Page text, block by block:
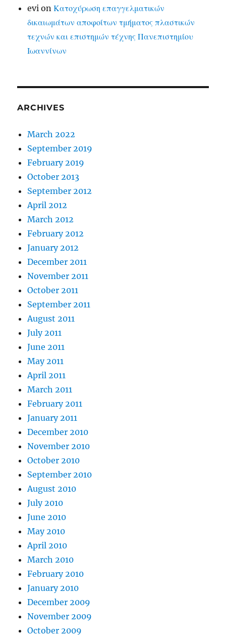
evi onΚατοχύρωση επαγγελματικών
δικαιωμάτων αποφοίτων τμήματος πλαστικών
τεχνών και επιστημών τέχνης Πανεπιστημίου
Ιωαννίνων
ARCHIVES
March 2022
September 2019
February 2019
October 2013
September 2012
April 2012
March 2012
February 2012
January 2012
December 2011
November 2011
October 2011
September 2011
August 2011
July 2011
June 2011
May 2011
April 2011
March 2011
February 2011
January 2011
December 2010
November 2010
October 2010
September 2010
August 2010
July 2010
June 2010
May 2010
April 2010
March 2010
February 2010
January 2010
December 2009
November 2009
October 2009